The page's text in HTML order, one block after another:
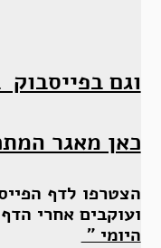
וגם
כאן מאגר
הצטרפו לדף
ועוקבים אחרי
היומי ”